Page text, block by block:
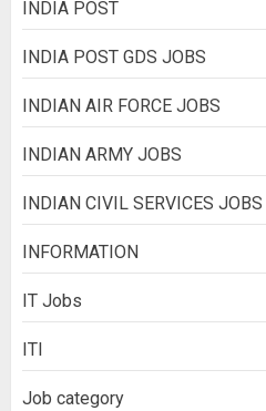
INDIA POST
INDIA POST GDS JOBS
INDIAN AIR FORCE JOBS
INDIAN ARMY JOBS
INDIAN CIVIL SERVICES JOBS
INFORMATION
IT Jobs
ITI
Job category